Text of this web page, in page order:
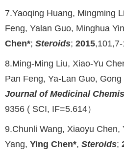
7.Yaoqing Huang, Mingming
Feng, Yalan Guo, Minghua
Chen*; Steroids; 2015,101,7-
8.Ming-Ming Liu, Xiao-Yu
Pan Feng, Ya-Lan Guo, Gong
Journal of Medicinal
9356 ( SCI, IF=5.614）
9.Chunli Wang, Xiaoyu Chen,
Yang, Ying Chen*, Steroids;